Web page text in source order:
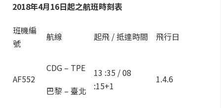
2018年4月16日起之航班時刻表
班機編
號
航線 起飛 / 抵達時間 飛行日
AF552
CDG – TPE
巴黎 – 臺北
13 :35 / 08
:15+1
1.4.6